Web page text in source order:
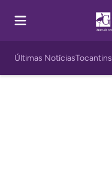
Últimas NotíciasTocantins